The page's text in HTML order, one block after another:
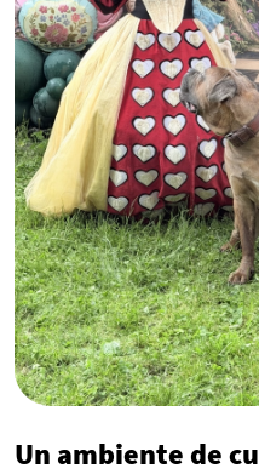
Un ambiente de